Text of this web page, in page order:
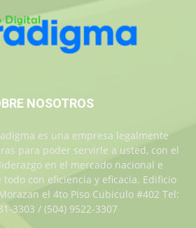
NOSOTROS
es una empresa legalmente
para poder servirle a usted, con el
en el mercado nacional e
con eficiencia y eficacia. Edificio
el 4to Piso Cubiculo #402 Tel:
3303 / (504) 9522-3307